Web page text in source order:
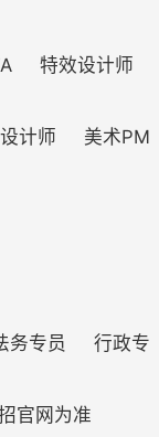
特效设计师
计师     美术PM
务专员     行政专
官网为准